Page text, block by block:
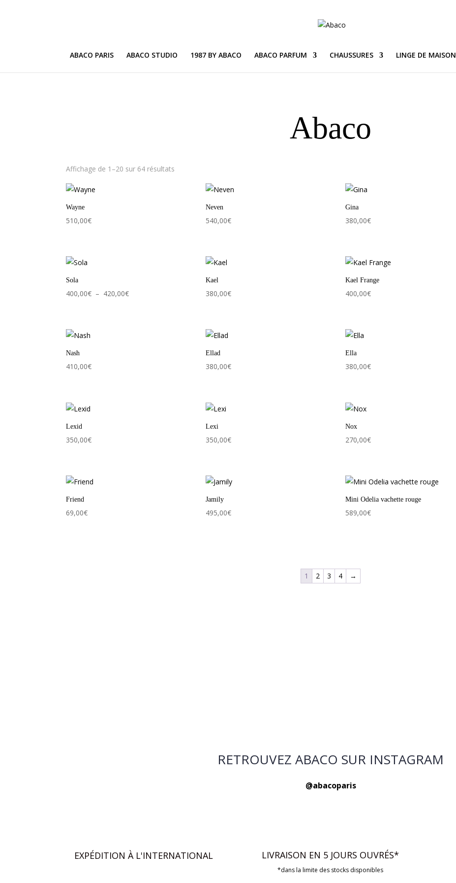
ABACO PARIS ABACO STUDIO 1987 BY ABACO ABACO PARFUM CHAUSSURES LINGE DE MAISON
Abaco
Affichage de 1–20 sur 64 résultats
Wayne
510,00€
Neven
540,00€
Gina
380,00€
Sola
400,00€ – 420,00€Plage
Kael
380,00€
Kael Frange
400,00€
Nash
410,00€
Ellad
380,00€
Ella
380,00€
Lexid
350,00€
Lexi
350,00€
Nox
270,00€
Friend
69,00€
Jamily
495,00€
Mini Odelia vachette rouge
589,00€
1 2 3 4 →
RETROUVEZ ABACO SUR INSTAGRAM
@abacoparis
EXPÉDITION À L'INTERNATIONAL LIVRAISON EN 5 JOURS OUVRÉS*
*dans la limite des stocks disponibles